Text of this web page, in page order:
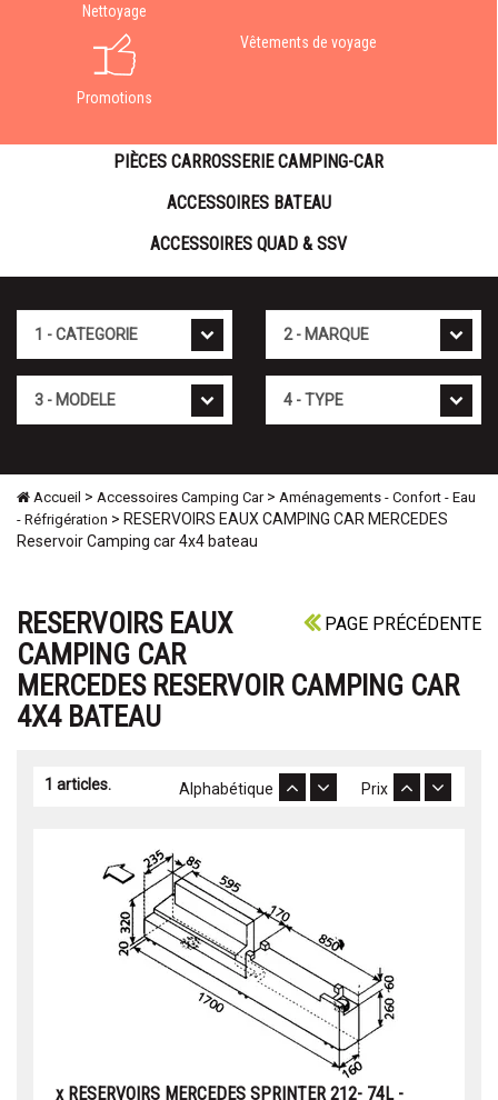
Nettoyage
Promotions
Vêtements de voyage
PIÈCES CARROSSERIE CAMPING-CAR
ACCESSOIRES BATEAU
ACCESSOIRES QUAD & SSV
Accueil > Accessoires Camping Car> Aménagements - Confort - Eau
- Réfrigération > RESERVOIRS EAUX CAMPING CAR MERCEDES
Reservoir Camping car 4x4 bateau
PAGE PRÉCÉDENTE
RESERVOIRS EAUX
CAMPING CAR
MERCEDES RESERVOIR CAMPING CAR
4X4 BATEAU
1 articles. Prix
Alphabétique
x RESERVOIRS MERCEDES SPRINTER 212- 74L -